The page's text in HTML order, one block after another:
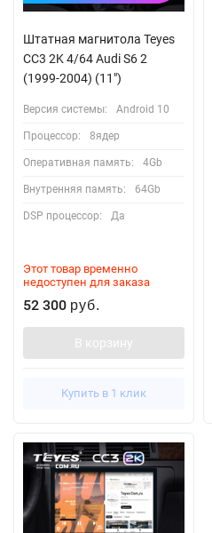
Штатная магнитола Teyes
CC3 2K 4/64 Audi S6 2
(1999-2004) (11")
Версия системы: Android 10
Процессор: 8ядер
Оперативная память: 4Gb
Внутренняя память: 64Gb
DSP процессор: Да
Этот товар временно
недоступен для заказа
52 300 руб.
В корзину
Купить в 1 клик